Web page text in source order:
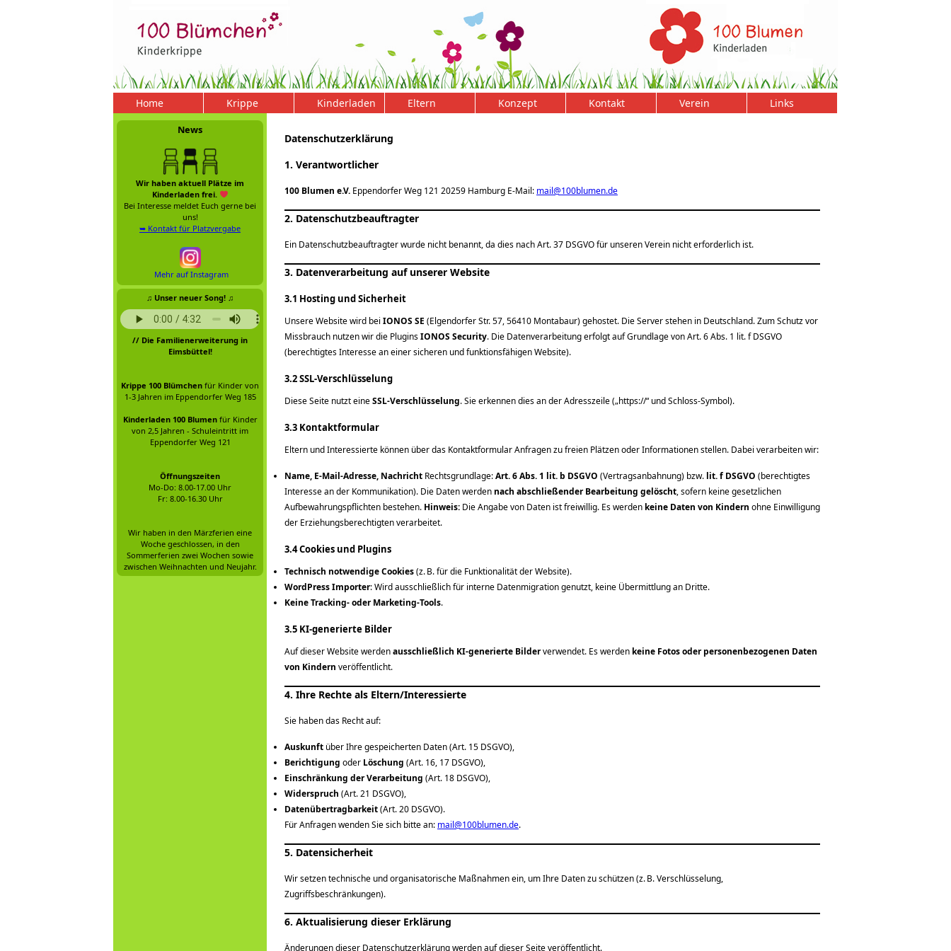
Home Krippe Kinderladen Eltern Konzept Kontakt Verein Links
News
Wir haben aktuell Plätze im
Kinderladen frei.
Bei Interesse meldet Euch gerne bei
uns!
➥ Kontakt für Platzvergabe
Mehr auf Instagram
♫ Unser neuer Song! ♫
// Die Familienerweiterung in
Eimsbüttel!
Krippe 100 Blümchen für Kinder von
1-3 Jahren im Eppendorfer Weg 185
Kinderladen 100 Blumenfür Kinder
von 2,5 Jahren - Schuleintritt im
Eppendorfer Weg 121
Öffnungszeiten
Mo-Do: 8.00-17.00 Uhr
Fr: 8.00-16.30 Uhr
Wir haben in den Märzferien eine
Woche geschlossen, in den
Sommerferien zwei Wochen sowie
zwischen Weihnachten und Neujahr.
Datenschutzerklärung
1. Verantwortlicher
100 Blumen e.V. Eppendorfer Weg 121 20259 Hamburg E-Mail: mail@100blumen.de
2. Datenschutzbeauftragter
Ein Datenschutzbeauftragter wurde nicht benannt, da dies nach Art. 37 DSGVO für unseren Verein nicht erforderlich ist.
3. Datenverarbeitung auf unserer Website
3.1 Hosting und Sicherheit
Unsere Website wird bei IONOS SE (Elgendorfer Str. 57, 56410 Montabaur) gehostet. Die Server stehen in Deutschland. Zum Schutz vor
Missbrauch nutzen wir die PluginsIONOS Security. Die Datenverarbeitung erfolgt auf Grundlage von Art. 6 Abs. 1 lit. f DSGVO
(berechtigtes Interesse an einer sicheren und funktionsfähigen Website).
3.2 SSL-Verschlüsselung
Diese Seite nutzt eineSSL-Verschlüsselung. Sie erkennen dies an der Adresszeile („https://“ und Schloss-Symbol).
3.3 Kontaktformular
Eltern und Interessierte können über das Kontaktformular Anfragen zu freien Plätzen oder Informationen stellen. Dabei verarbeiten wir:
Name, E-Mail-Adresse, Nachricht Rechtsgrundlage:Art. 6 Abs. 1 lit. b DSGVO (Vertragsanbahnung) bzw. lit. f DSGVO (berechtigtes
Interesse an der Kommunikation). Die Daten werden nach abschließender Bearbeitung gelöscht, sofern keine gesetzlichen
Aufbewahrungspflichten bestehen. Hinweis: Die Angabe von Daten ist freiwillig. Es werden keine Daten von Kindern ohne Einwilligung
der Erziehungsberechtigten verarbeitet.
3.4 Cookies und Plugins
Technisch notwendige Cookies(z. B. für die Funktionalität der Website).
WordPress Importer: Wird ausschließlich für interne Datenmigration genutzt, keine Übermittlung an Dritte.
Keine Tracking- oder Marketing-Tools.
3.5 KI-generierte Bilder
Auf dieser Website werdenausschließlich KI-generierte Bilderverwendet. Es werden keine Fotos oder personenbezogenen Daten
von Kindern veröffentlicht.
4. Ihre Rechte als Eltern/Interessierte
Sie haben das Recht auf:
Auskunft über Ihre gespeicherten Daten (Art. 15 DSGVO),
Berichtigung oder Löschung (Art. 16, 17 DSGVO),
Einschränkung der Verarbeitung (Art. 18 DSGVO),
Widerspruch (Art. 21 DSGVO),
Datenübertragbarkeit(Art. 20 DSGVO).
Für Anfragen wenden Sie sich bitte an: mail@100blumen.de.
5. Datensicherheit
Wir setzen technische und organisatorische Maßnahmen ein, um Ihre Daten zu schützen (z. B. Verschlüsselung,
Zugriffsbeschränkungen).
6. Aktualisierung dieser Erklärung
Änderungen dieser Datenschutzerklärung werden auf dieser Seite veröffentlicht.